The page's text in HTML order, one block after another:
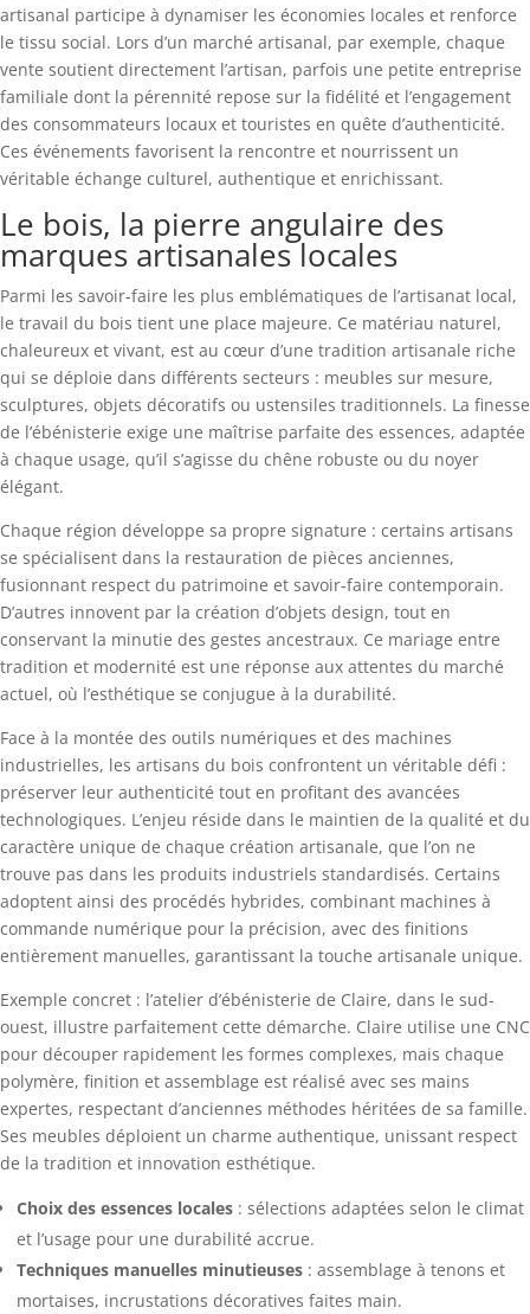
artisanal participe à dynamiser les économies locales et renforce
le tissu social. Lors d’un marché artisanal, par exemple, chaque
vente soutient directement l’artisan, parfois une petite entreprise
familiale dont la pérennité repose sur la fidélité et l’engagement
des consommateurs locaux et touristes en quête d’authenticité.
Ces événements favorisent la rencontre et nourrissent un
véritable échange culturel, authentique et enrichissant.
Le bois, la pierre angulaire des
marques artisanales locales
Parmi les savoir-faire les plus emblématiques de l’artisanat local,
le travail du bois tient une place majeure. Ce matériau naturel,
chaleureux et vivant, est au cœur d’une tradition artisanale riche
qui se déploie dans différents secteurs : meubles sur mesure,
sculptures, objets décoratifs ou ustensiles traditionnels. La finesse
de l’ébénisterie exige une maîtrise parfaite des essences, adaptée
à chaque usage, qu’il s’agisse du chêne robuste ou du noyer
élégant.
Chaque région développe sa propre signature : certains artisans
se spécialisent dans la restauration de pièces anciennes,
fusionnant respect du patrimoine et savoir-faire contemporain.
D’autres innovent par la création d’objets design, tout en
conservant la minutie des gestes ancestraux. Ce mariage entre
tradition et modernité est une réponse aux attentes du marché
actuel, où l’esthétique se conjugue à la durabilité.
Face à la montée des outils numériques et des machines
industrielles, les artisans du bois confrontent un véritable défi :
préserver leur authenticité tout en profitant des avancées
technologiques. L’enjeu réside dans le maintien de la qualité et du
caractère unique de chaque création artisanale, que l’on ne
trouve pas dans les produits industriels standardisés. Certains
adoptent ainsi des procédés hybrides, combinant machines à
commande numérique pour la précision, avec des finitions
entièrement manuelles, garantissant la touche artisanale unique.
Exemple concret : l’atelier d’ébénisterie de Claire, dans le sud-
ouest, illustre parfaitement cette démarche. Claire utilise une CNC
pour découper rapidement les formes complexes, mais chaque
polymère, finition et assemblage est réalisé avec ses mains
expertes, respectant d’anciennes méthodes héritées de sa famille.
Ses meubles déploient un charme authentique, unissant respect
de la tradition et innovation esthétique.
Choix des essences locales : sélections adaptées selon le climat
et l’usage pour une durabilité accrue.
Techniques manuelles minutieuses : assemblage à tenons et
mortaises, incrustations décoratives faites main.